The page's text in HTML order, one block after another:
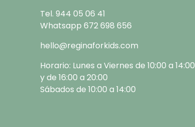
Tel. 944 05 06 41
Whatsapp 672 698 656
hello@reginaforkids.com
Horario: Lunes a Viernes de 10:00 a 14:00
y de 16:00 a 20:00
Sábados de 10:00 a 14:00